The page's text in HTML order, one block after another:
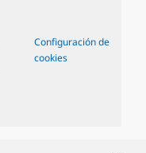
Configuración de
cookies